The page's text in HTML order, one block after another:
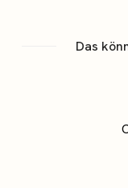
Das